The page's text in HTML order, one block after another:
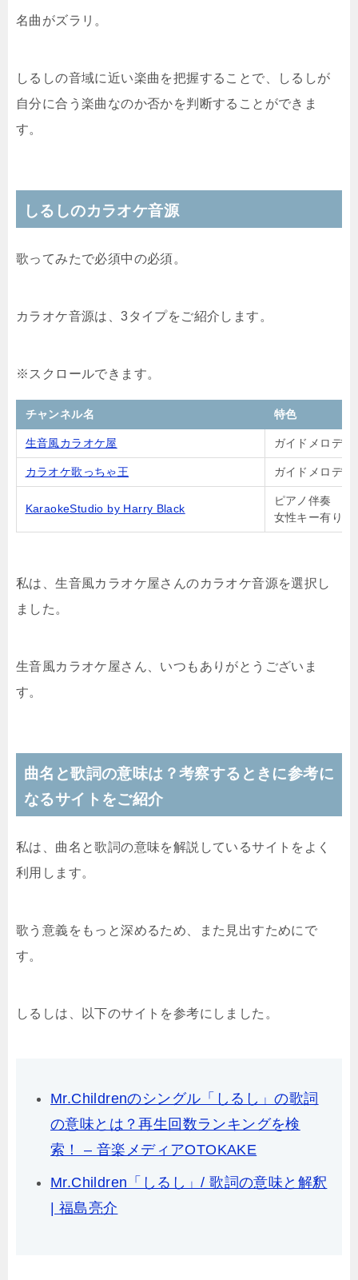
名曲がズラリ。
しるしの音域に近い楽曲を把握することで、しるしが
自分に合う楽曲なのか否かを判断することができま
す。
しるしのカラオケ音源
歌ってみたで必須中の必須。
カラオケ音源は、3タイプをご紹介します。
チャンネル名 特色
生音風カラオケ屋 ガイドメロディ
カラオケ歌っちゃ王 ガイドメロディ
KaraokeStudio by Harry Black
ピアノ伴奏
女性キー有り
私は、生音風カラオケ屋さんのカラオケ音源を選択し
ました。
生音風カラオケ屋さん、いつもありがとうございま
す。
曲名と歌詞の意味は？考察するときに参考に
なるサイトをご紹介
私は、曲名と歌詞の意味を解説しているサイトをよく
利用します。
歌う意義をもっと深めるため、また見出すためにで
す。
しるしは、以下のサイトを参考にしました。
Mr.Childrenのシングル「しるし」の歌詞
の意味とは？再生回数ランキングを検
索！ – 音楽メディアOTOKAKE
Mr.Children「しるし」/ 歌詞の意味と解釈
| 福島亮介